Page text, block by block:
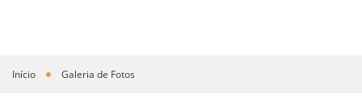
Você está aqui
Início Galeria de Fotos